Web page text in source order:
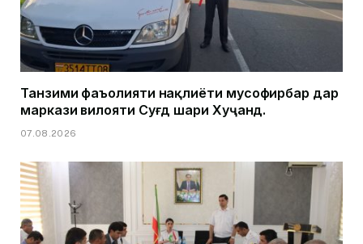
Танзими фаъолияти нақлиёти мусофирбар дар
маркази вилояти Суғд шаҳри Хуҷанд.
07.08.2026